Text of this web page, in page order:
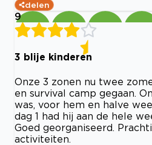
delen
9
3 blije kinderen
Onze 3 zonen nu twee
en survival camp gegaan.
was, voor hem en halve
dag 1 had hij aan de hele
Goed georganiseerd.
activiteiten.